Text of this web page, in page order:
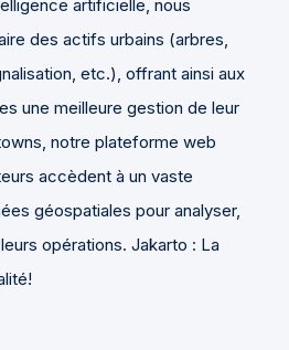
artificielle, nous
des actifs urbains (arbres,
etc.), offrant ainsi aux
une meilleure gestion de leur
notre plateforme web
accèdent à un vaste
géospatiales pour analyser,
opérations. Jakarto : La